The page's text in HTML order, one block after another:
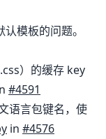
模板的问题。
）的缓存 key
#4591
语言包键名，使
in #4576